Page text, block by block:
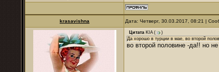
krasavishna Дата: Четверг, 30.03.2017, 08:21 |
Цитата KIA(
)
Да хорошо в турции в мае, во второй
во второй половине -да!! но